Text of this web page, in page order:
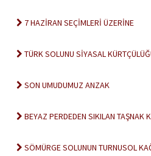
7 HAZİRAN SEÇİMLERİ ÜZERİNE
TÜRK SOLUNU SİYASAL
SON UMUDUMUZ ANZAK
BEYAZ PERDEDEN SIKILAN TAŞNAK
SÖMÜRGE SOLUNUN TURNUSOL